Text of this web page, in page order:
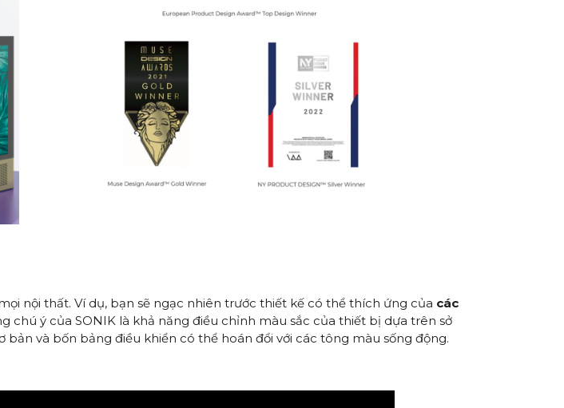
nội thất. Ví dụ, bạn sẽ ngạc nhiên trước thiết kế có thể thích ứng của các
chú ý của SONIK là khả năng điều chỉnh màu sắc của thiết bị dựa trên sở
và bốn bảng điều khiển có thể hoán đổi với các tông màu sống động.